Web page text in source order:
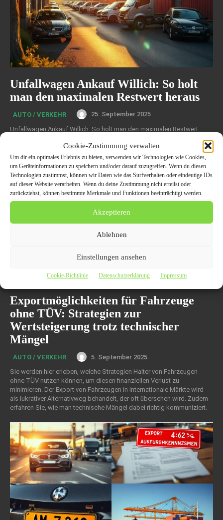
Cookie-Zustimmung verwalten
Um dir ein optimales Erlebnis zu bieten, verwenden wir Technologien wie Cookies,
um Geräteinformationen zu speichern und/oder darauf zuzugreifen. Wenn du diesen
Technologien zustimmst, können wir Daten wie das Surfverhalten oder eindeutige IDs
auf dieser Website verarbeiten. Wenn du deine Zustimmung nicht erteilst oder
zurückziehst, können bestimmte Merkmale und Funktionen beeinträchtigt werden.
Akzeptieren
Ablehnen
Einstellungen ansehen
Cookie-Richtlinie Datenschutzerklärung Impressum
Unfallwagen Ankauf Willich: So holt
man den maximalen Restwert heraus
AUTO / VERKEHR
25. September 2025
Unfallwagen Ankauf Willich: So holt man den maximalen Restwert
verstummt mit einem letzten Ruck, ein...
Exportmöglichkeiten für Fahrzeuge
ohne TÜV: Strategien zur
Wertsteigerung trotz technischer
Mängel
AUTO / VERKEHR
5. September 2025
Sie werden hier erleben, welche Strategien Halter von Fahrzeugen
ohne TÜV nutzen können, um diesen finanziellen Verlust zu
minimieren. Der Export von Fahrzeugen in internationale Märkte wird
als lukrativer Alternativweg behandelt, der oft übersehen wird. Zudem
erfahren Sie, wie man technische Mängel dabei richtig kommuniziert.